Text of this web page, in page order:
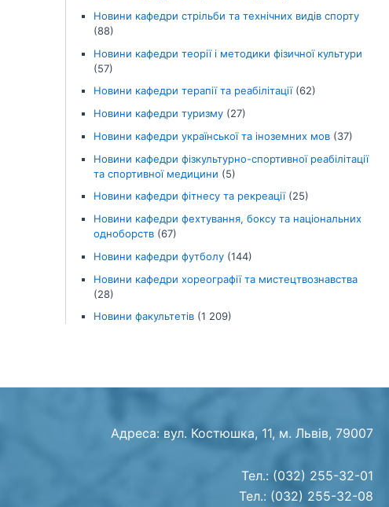
Новини кафедри стрільби та технічних видів спорту
(88)
Новини кафедри теорії і методики фізичної культури
(57)
Новини кафедри терапії та реабілітації(62)
Новини кафедри туризму(27)
Новини кафедри української та іноземних мов(37)
Новини кафедри фізкультурно-спортивної реабілітації
та спортивної медицини (5)
Новини кафедри фітнесу та рекреації(25)
Новини кафедри фехтування, боксу та національних
одноборств(67)
Новини кафедри футболу(144)
Новини кафедри хореографії та мистецтвознавства
(28)
Новини факультетів(1 209)
Адреса: вул. Костюшка, 11, м. Львів, 79007
Тел.: (032) 255-32-01
Тел.: (032) 255-32-08